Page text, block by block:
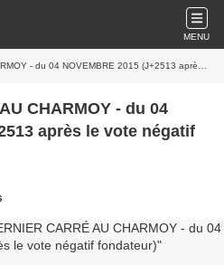
MENU
04 NOVEMBRE 2015 (J+2513 après le vote négatif fondateur)
CHARMOY - du 04
après le vote négatif